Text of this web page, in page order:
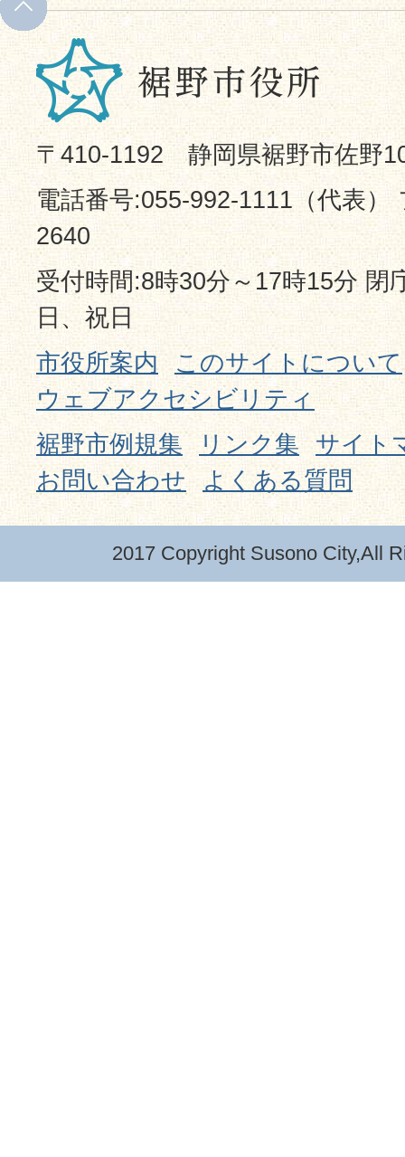
〒410-1192 静岡県裾野市佐野
電話番号:055-992-1111（代表）
2640
受付時間:8時30分～17時15分 閉
日、祝日
市役所案内
このサイトについて
ウェブアクセシビリティ
裾野市例規集
リンク集
サイト
お問い合わせ
よくある質問
2017 Copyright Susono City,All